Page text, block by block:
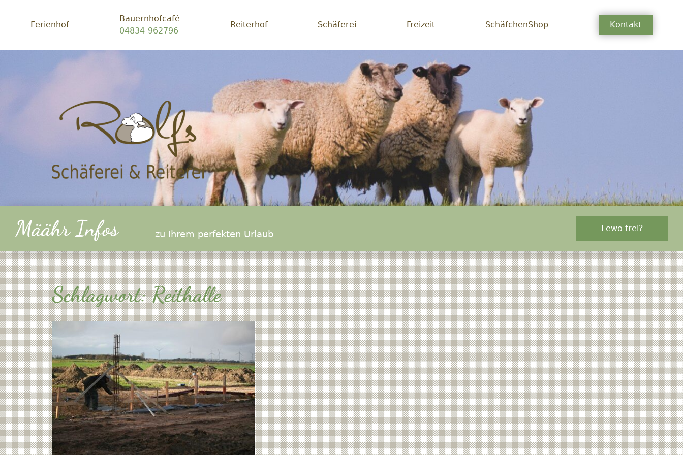
Ferienhof
Bauernhofcafé
04834-962796
Reiterhof Schäferei Freizeit SchäfchenShop Kontakt
Schäferei
Rolfs
Ein
zum
glücklichsein
Määhr Infos zu Ihrem perfekten Urlaub
Fewo frei?
Schlagwort:Reithalle